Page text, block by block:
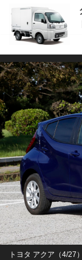
トヨタ アクア（4/27）